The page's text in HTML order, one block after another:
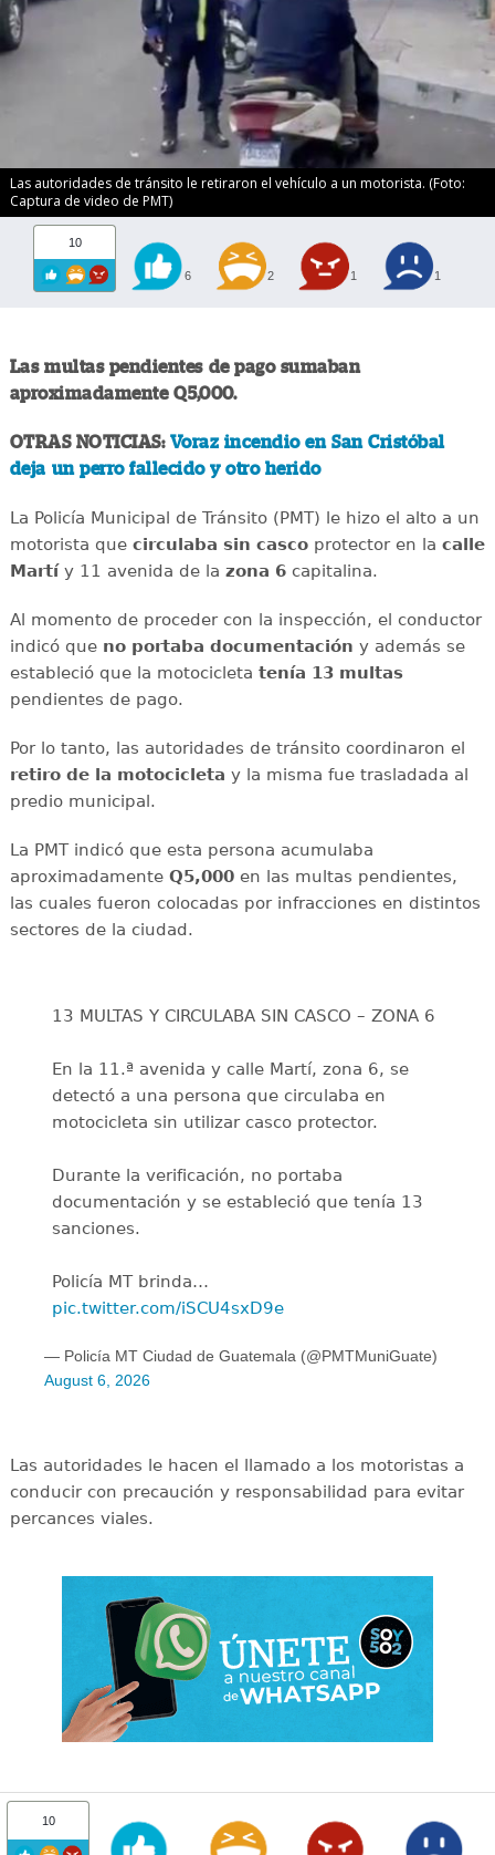
Las autoridades de tránsito le retiraron el vehículo a un motorista. (Foto:
Captura de video de PMT)
10
6 2 1 1
Las multas pendientes de pago sumaban
aproximadamente Q5,000.
OTRAS NOTICIAS: Voraz incendio en San Cristóbal
deja un perro fallecido y otro herido
La Policía Municipal de Tránsito (PMT) le hizo el alto a un
motorista quecirculaba sin cascoprotector en la calle
Martíy 11 avenida de la zona 6capitalina.
Al momento de proceder con la inspección, el conductor
indicó que no portaba documentación y además se
estableció que la motocicleta tenía 13 multas
pendientes de pago.
Por lo tanto, las autoridades de tránsito coordinaron el
retiro de la motocicleta y la misma fue trasladada al
predio municipal.
La PMT indicó que esta persona acumulaba
aproximadamente Q5,000en las multas pendientes,
las cuales fueron colocadas por infracciones en distintos
sectores de la ciudad.
13 MULTAS Y CIRCULABA SIN CASCO – ZONA 6
En la 11.ª avenida y calle Martí, zona 6, se
detectó a una persona que circulaba en
motocicleta sin utilizar casco protector.
Durante la verificación, no portaba
documentación y se estableció que tenía 13
sanciones.
Policía MT brinda…
pic.twitter.com/iSCU4sxD9e
— Policía MT Ciudad de Guatemala (@PMTMuniGuate)
August 6, 2026
Las autoridades le hacen el llamado a los motoristas a
conducir con precaución y responsabilidad para evitar
percances viales.
10